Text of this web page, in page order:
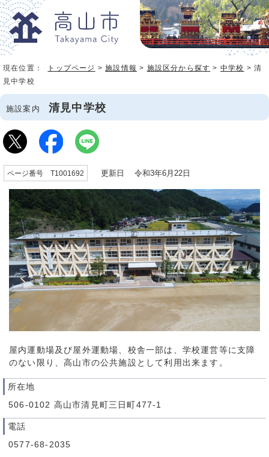
現在位置： トップページ >施設情報 > 施設区分から探す > 中学校 > 清
見中学校
施設案内 清見中学校
ページ番号 T1001692 更新日 令和3年6月22日
屋内運動場及び屋外運動場、校舎一部は、学校運営等に支障
のない限り、高山市の公共施設として利用出来ます。
所在地
506-0102 高山市清見町三日町477-1
電話
0577-68-2035